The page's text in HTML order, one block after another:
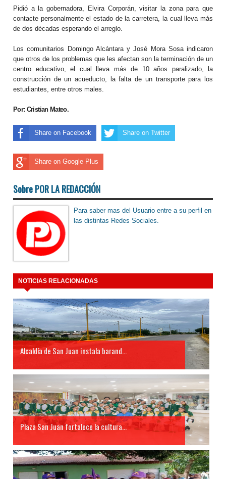
Pidió a la gobernadora, Elvira Corporán, visitar la zona para que
contacte personalmente el estado de la carretera, la cual lleva más
de dos décadas esperando el arreglo.
Los comunitarios Domingo Alcántara y José Mora Sosa indicaron
que otros de los problemas que les afectan son la terminación de un
centro educativo, el cual lleva más de 10 años paralizado, la
construcción de un acueducto, la falta de un transporte para los
estudiantes, entre otros males.
Por: Cristian Mateo.
Share on Facebook Share on Twitter
Share on Google Plus
Sobre POR LA REDACCIÓN
Para saber mas del Usuario entre a su perfil en
las distintas Redes Sociales.
NOTICIAS RELACIONADAS
Alcaldía de San Juan instala barand...
Plaza San Juan fortalece la cultura...